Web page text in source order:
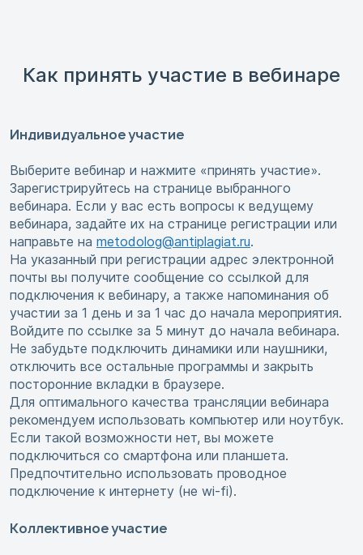
Как принять участие в вебинаре
Индивидуальное участие
Выберите вебинар и нажмите «принять участие».
Зарегистрируйтесь на странице выбранного
вебинара. Если у вас есть вопросы к ведущему
вебинара, задайте их на странице регистрации или
направьте на metodolog@antiplagiat.ru.
На указанный при регистрации адрес электронной
почты вы получите сообщение со ссылкой для
подключения к вебинару, а также напоминания об
участии за 1 день и за 1 час до начала мероприятия.
Войдите по ссылке за 5 минут до начала вебинара.
Не забудьте подключить динамики или наушники,
отключить все остальные программы и закрыть
посторонние вкладки в браузере.
Для оптимального качества трансляции вебинара
рекомендуем использовать компьютер или ноутбук.
Если такой возможности нет, вы можете
подключиться со смартфона или планшета.
Предпочтительно использовать проводное
подключение к интернету (не wi-fi).
Коллективное участие